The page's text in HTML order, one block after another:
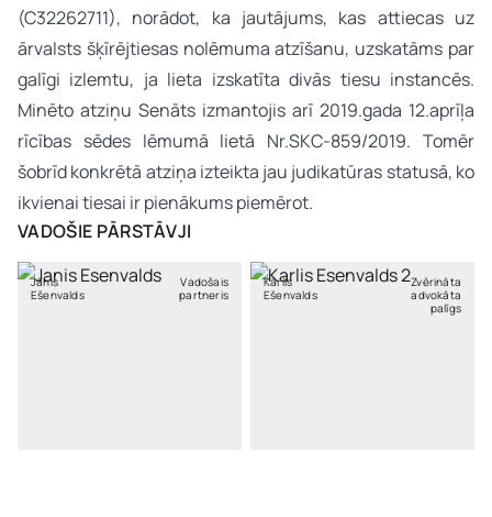
(C32262711), norādot, ka jautājums, kas attiecas uz
ārvalsts šķīrējtiesas nolēmuma atzīšanu, uzskatāms par
galīgi izlemtu, ja lieta izskatīta divās tiesu instancēs.
Minēto atziņu Senāts izmantojis arī 2019.gada 12.aprīļa
rīcības sēdes lēmumā lietā Nr.SKC-859/2019. Tomēr
šobrīd konkrētā atziņa izteikta jau judikatūras statusā, ko
ikvienai tiesai ir pienākums piemērot.
VADOŠIE PĀRSTĀVJI
Jānis
Ešenvalds
Vadošais
partneris
Kārlis
Ešenvalds
Zvērināta
advokāta
palīgs